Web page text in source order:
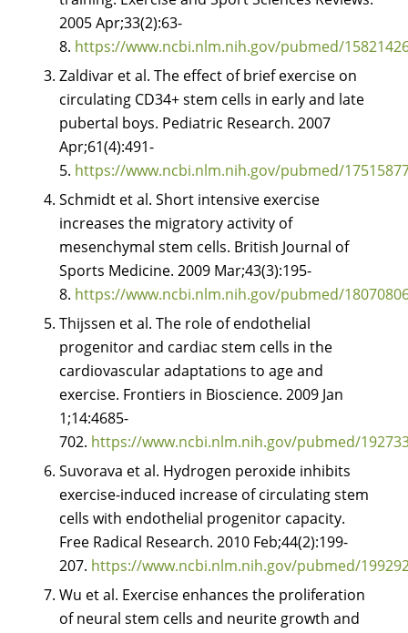
2005 Apr;33(2):63-
8. https://www.ncbi.nlm.nih.gov/pubmed/
Zaldivar et al. The effect of brief exercise on
circulating CD34+ stem cells in early and late
pubertal boys. Pediatric Research. 2007
Apr;61(4):491-
5. https://www.ncbi.nlm.nih.gov/pubmed/
Schmidt et al. Short intensive exercise
increases the migratory activity of
mesenchymal stem cells. British Journal of
Sports Medicine. 2009 Mar;43(3):195-
8. https://www.ncbi.nlm.nih.gov/pubmed/
Thijssen et al. The role of endothelial
progenitor and cardiac stem cells in the
cardiovascular adaptations to age and
exercise. Frontiers in Bioscience. 2009 Jan
1;14:4685-
702. https://www.ncbi.nlm.nih.gov/pubmed/
Suvorava et al. Hydrogen peroxide inhibits
exercise-induced increase of circulating stem
cells with endothelial progenitor capacity.
Free Radical Research. 2010 Feb;44(2):199-
207. https://www.ncbi.nlm.nih.gov/pubmed/
Wu et al. Exercise enhances the proliferation
of neural stem cells and neurite growth and